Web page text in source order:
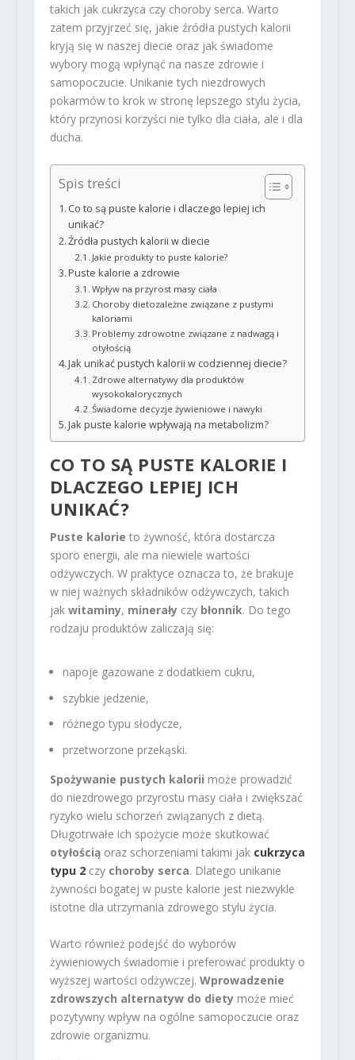
takich jak cukrzyca czy choroby serca. Warto
zatem przyjrzeć się, jakie źródła pustych kalorii
kryją się w naszej diecie oraz jak świadome
wybory mogą wpłynąć na nasze zdrowie i
samopoczucie. Unikanie tych niezdrowych
pokarmów to krok w stronę lepszego stylu życia,
który przynosi korzyści nie tylko dla ciała, ale i dla
ducha.
Spis treści
Co to są puste kalorie i dlaczego lepiej ich
unikać?
Źródła pustych kalorii w diecie
Jakie produkty to puste kalorie?
Puste kalorie a zdrowie
Wpływ na przyrost masy ciała
Choroby dietozależne związane z pustymi
kaloriami
Problemy zdrowotne związane z nadwagą i
otyłością
Jak unikać pustych kalorii w codziennej diecie?
Zdrowe alternatywy dla produktów
wysokokalorycznych
Świadome decyzje żywieniowe i nawyki
Jak puste kalorie wpływają na metabolizm?
CO TO SĄ PUSTE KALORIE I
DLACZEGO LEPIEJ ICH
UNIKAĆ?
Puste kalorie to żywność, która dostarcza
sporo energii, ale ma niewiele wartości
odżywczych. W praktyce oznacza to, że brakuje
w niej ważnych składników odżywczych, takich
jak witaminy, minerałyczy błonnik. Do tego
rodzaju produktów zaliczają się:
napoje gazowane z dodatkiem cukru,
szybkie jedzenie,
różnego typu słodycze,
przetworzone przekąski.
Spożywanie pustych kalorii może prowadzić
do niezdrowego przyrostu masy ciała i zwiększać
ryzyko wielu schorzeń związanych z dietą.
Długotrwałe ich spożycie może skutkować
otyłościąoraz schorzeniami takimi jak cukrzyca
typu 2czy choroby serca. Dlatego unikanie
żywności bogatej w puste kalorie jest niezwykle
istotne dla utrzymania zdrowego stylu życia.
Warto również podejść do wyborów
żywieniowych świadomie i preferować produkty o
wyższej wartości odżywczej. Wprowadzenie
zdrowszych alternatyw do dietymoże mieć
pozytywny wpływ na ogólne samopoczucie oraz
zdrowie organizmu.